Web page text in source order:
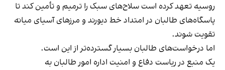
روسیه تعهد کرده است سلاح‌های سبک را ترمیم و تأمین کند تا
پاسگاه‌های طالبان در امتداد خط دیورند و مرزهای آسیای میانه
تقویت شوند.
اما درخواست‌های طالبان بسیار گسترده‌تر از این است.
یک منبع در ریاست دفاع و امنیت اداره امور طالبان به